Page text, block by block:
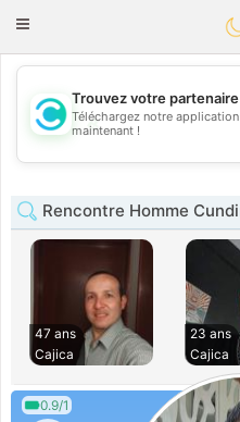
Toggle
💖
💕
Trouvez votre
Téléchargez notre
maintenant !
Rencontre Homme
47 ans
Cajica
23 ans
Cajica
0.9/1